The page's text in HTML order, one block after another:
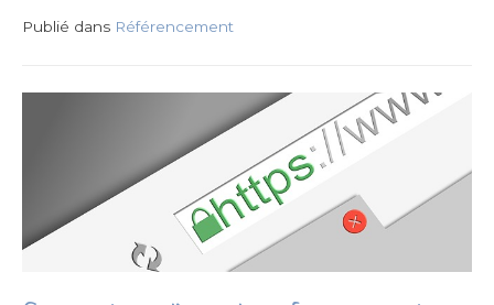
Publié dans Référencement